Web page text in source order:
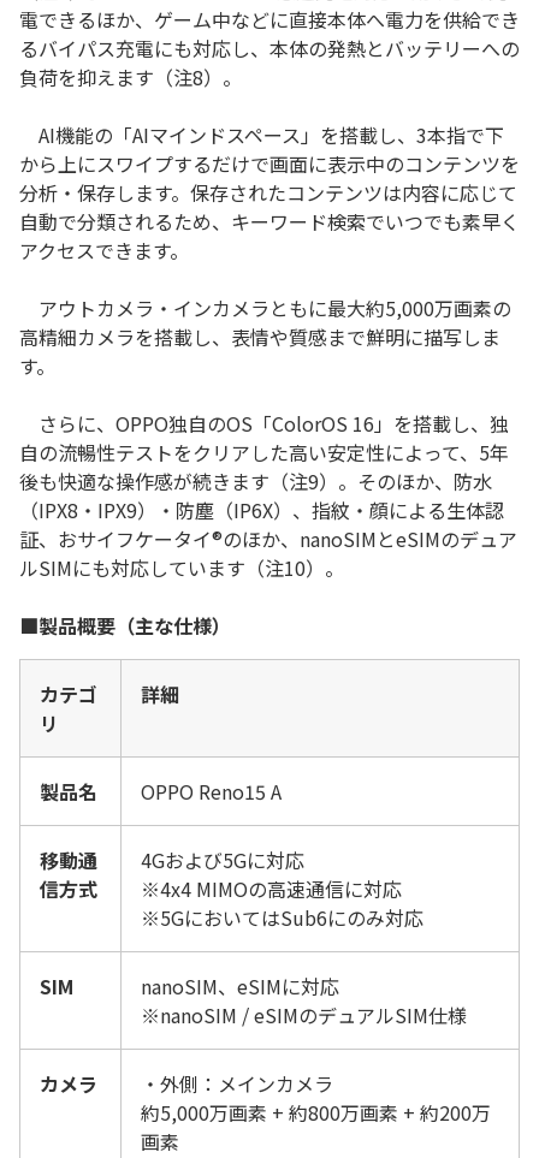
電できるほか、ゲーム中などに直接本体へ電力を供給でき
るバイパス充電にも対応し、本体の発熱とバッテリーへの
負荷を抑えます（注8）。
AI機能の「AIマインドスペース」を搭載し、 3本指で下
から上にスワイプするだけで画面に表示中のコンテンツを
分析・保存します。保存されたコンテンツは内容に応じて
自動で分類されるため、キーワード検索でいつでも素早く
アクセスできます。
アウトカメラ・インカメラともに最大約5,000万画素の
高精細カメラを搭載し、表情や質感まで鮮明に描写しま
す。
さらに、 OPPO独自のOS「ColorOS 16」を搭載し、独
自の流暢性テストをクリアした高い安定性によって、5年
後も快適な操作感が続きます（注9）。そのほか、防水
（IPX8 ・ IPX9）・防塵（IP6X）、指紋・顔による生体認
証、おサイフケータイ®のほか、nanoSIMとeSIMのデュア
ルSIMにも対応しています（注10）。
■製品概要（主な仕様）
カテゴ
リ
詳細
製品名 OPPO Reno15 A
移動通
信方式
4Gおよび5Gに対応
※4x4 MIMOの高速通信に対応
※5GにおいてはSub6にのみ対応
SIM
nanoSIM、eSIMに対応
※nanoSIM / eSIMのデュアルSIM仕様
カメラ ・外側： メインカメラ
約5,000万画素 + 約800万画素 + 約200万
画素